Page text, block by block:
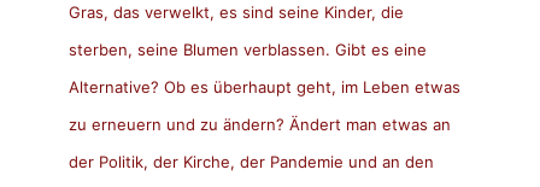
Gras, das verwelkt, es sind seine Kinder, die
sterben, seine Blumen verblassen. Gibt es eine
Alternative? Ob es überhaupt geht, im Leben etwas
zu erneuern und zu ändern? Ändert man etwas an
der Politik, der Kirche, der Pandemie und an den